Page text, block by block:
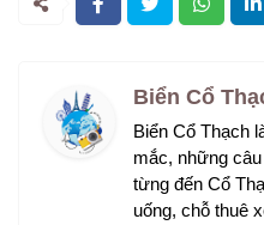
Biển Cổ
Biển Cổ Thạch
mắc, những
từng đến Cổ
uống, chỗ thuê